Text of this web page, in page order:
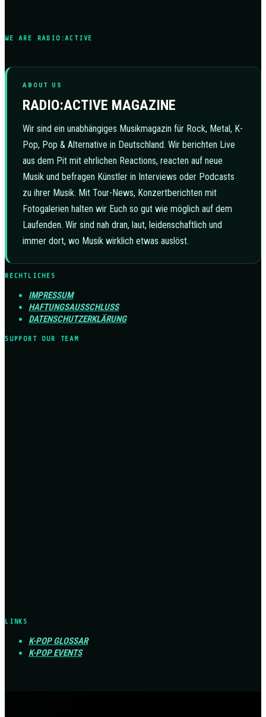
WE ARE RADIO:ACTIVE
ABOUT US
RADIO:ACTIVE MAGAZINE
Wir sind ein unabhängiges Musikmagazin für Rock, Metal, K-
Pop, Pop & Alternative in Deutschland. Wir berichten Live
aus dem Pit mit ehrlichen Reactions, reacten auf neue
Musik und befragen Künstler in Interviews oder Podcasts
zu ihrer Musik. Mit Tour-News, Konzertberichten mit
Fotogalerien halten wir Euch so gut wie möglich auf dem
Laufenden. Wir sind nah dran, laut, leidenschaftlich und
immer dort, wo Musik wirklich etwas auslöst.
RECHTLICHES
IMPRESSUM
HAFTUNGSAUSSCHLUSS
DATENSCHUTZERKLÄRUNG
SUPPORT OUR TEAM
LINKS
K-POP GLOSSAR
K-POP EVENTS